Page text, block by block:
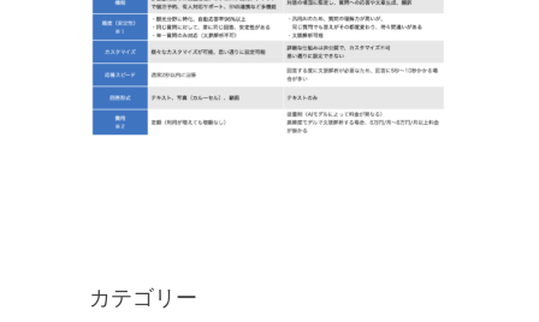
カテゴリー